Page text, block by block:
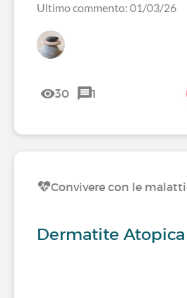
Ultimo commento: 01/03/26
30 1
Convivere con le
Dermatite Atopica